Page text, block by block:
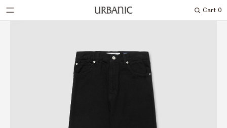
Search
Cart 0